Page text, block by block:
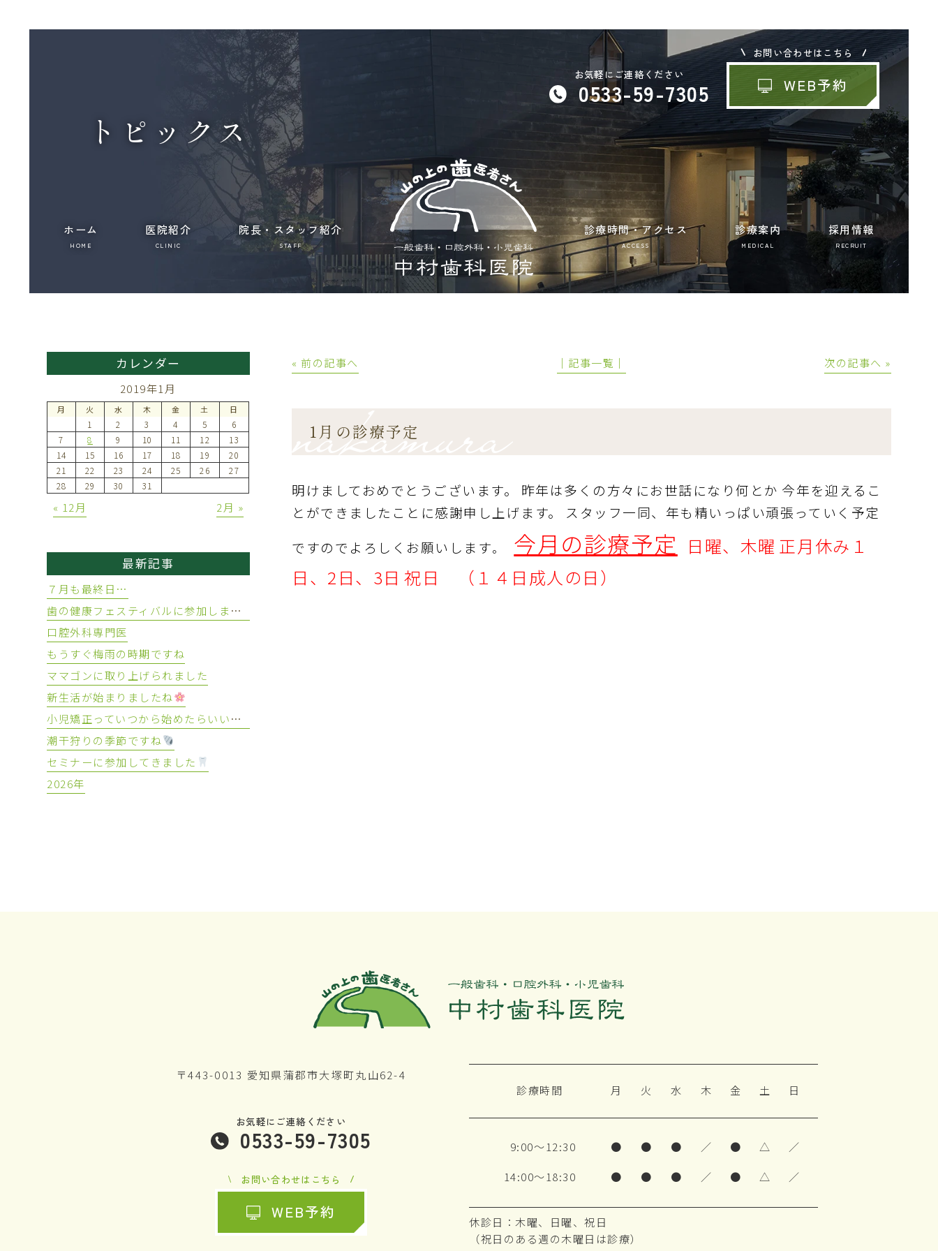
お気軽にご連絡ください
0533-59-7305
お問い合わせはこちら
WEB予約
トピックス
ホーム
HOME
医院紹介
CLINIC
院長・スタッフ紹介
STAFF
診療時間・アクセス
ACCESS
診療案内
MEDICAL
採用情報
RECRUIT
« 前の記事へ │記事一覧│ 次の記事へ »
1月の診療予定
明けましておめでとうございます。 昨年は多くの方々にお世話になり何とか 今年を迎えるこ
とができましたことに感謝申し上げます。
スタ ッフ一同、年も精いっぱい頑張っていく予定
ですのでよろしくお願いします。 今月の診療予定 日曜、木曜 正月休み１
日、2日、3日 祝日 （１４日成人の日）
カレンダー
2019年1月
月 火 水 木 金 土 日
1 2 3 4 5
6
7
8 9 10 11 12
13
14
15 16 17 18 19
20
21
22 23 24 25 26
27
28
29 30 31
« 12月 2月 »
最新記事
７月も最終日…
歯の健康フェスティバルに参加しました
口腔外科専門医
もうすぐ梅雨の時期ですね
ママゴンに取り上げられました
新生活が始まりましたね
小児矯正っていつから始めたらいいの？
潮干狩りの季節ですね
セミナーに参加してきました
2026年
〒443-0013 愛知県蒲郡市大塚町丸山62-4
お気軽にご連絡ください
0533-59-7305
お問い合わせはこちら
WEB予約
診療時間 月 火 水 木 金 土 日
9:00～12:30 ● ● ● ／ ● △
／
14:00～18:30
● ● ● ／ ● △ ／
休診日：木曜、日曜、祝日
（祝日のある週の木曜日は診療）